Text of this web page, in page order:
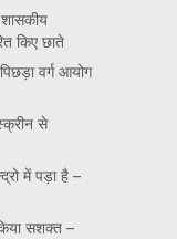
शासकीय
किए छाते
वर्ग आयोग
से
में पड़ा है –
सशक्त –